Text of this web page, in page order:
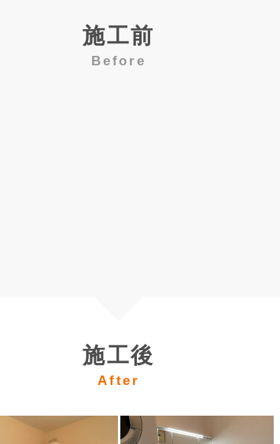
施工前
Before
施工後
After